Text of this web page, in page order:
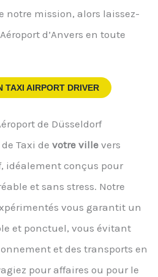
notre mission, alors laissez-
d’Anvers en toute
TAXI AIRPORT DRIVER
de Düsseldorf
Taxi de votre ville vers
idéalement conçus pour
et sans stress. Notre
vous garantit un
et ponctuel, vous évitant
et des transports en
pour affaires ou pour le